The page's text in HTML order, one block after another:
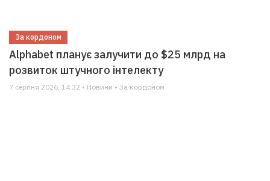
За кордоном
Alphabet планує залучити до $25 млрд на
розвиток штучного інтелекту
7 серпня 2026, 14:32 • Новини • За кордоном